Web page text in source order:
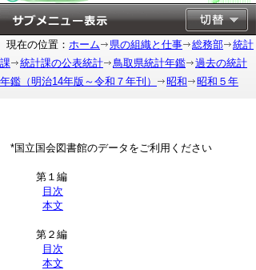
現在の位置： ホーム 県の組織と仕事 総務部
統計
課
統計課の公表統計 鳥取県統計年鑑
過去の統計
年鑑（明治14年版～令和７年刊）
昭和 昭和５年
*国立国会図書館のデータをご利用ください
第１編
目次
本文
第２編
目次
本文